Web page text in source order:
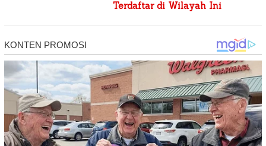
Terdaftar di Wilayah Ini